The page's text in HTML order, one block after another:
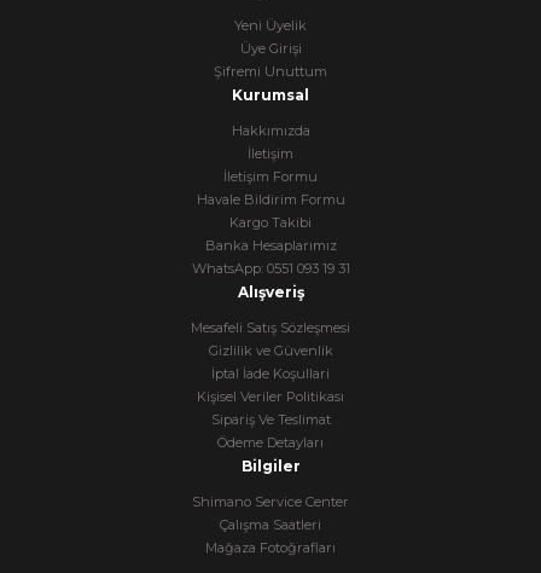
Yeni Üyelik
Üye Girişi
Şifremi Unuttum
Kurumsal
Hakkımızda
İletişim
İletişim Formu
Havale Bildirim Formu
Kargo Takibi
Banka Hesaplarımız
WhatsApp: 0551 093 19 31
Alışveriş
Mesafeli Satış Sözleşmesi
Gizlilik ve Güvenlik
İptal İade Koşullari
Kişisel Veriler Politikası
Sipariş Ve Teslimat
Ödeme Detayları
Bilgiler
Shimano Service Center
Çalışma Saatleri
Mağaza Fotoğrafları